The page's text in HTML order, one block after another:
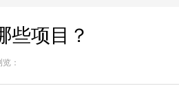
些项目？
：